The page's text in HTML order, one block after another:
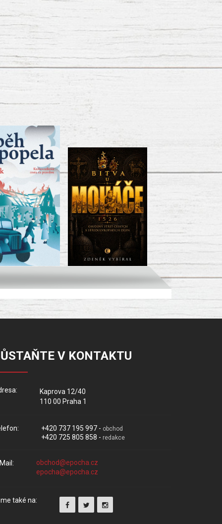
V KONTAKTU
Kaprova 12/40
110 00 Praha 1
+420 737 195 997 - obchod
+420 725 805 858 - redakce
také na: